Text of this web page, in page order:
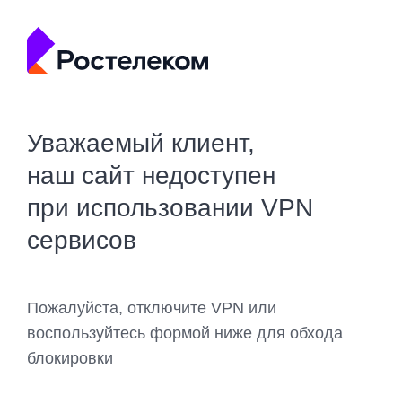
Уважаемый клиент,
наш сайт недоступен
при использовании VPN
сервисов
Пожалуйста, отключите VPN или
воспользуйтесь формой ниже для обхода
блокировки